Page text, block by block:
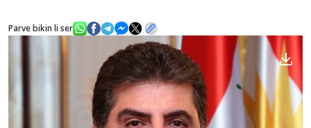
Sazî
Galerî
Parve bikin li ser